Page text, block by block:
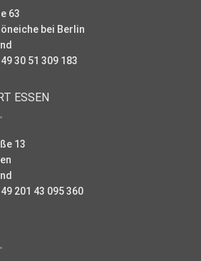
63
bei Berlin
30 51 309 183
ESSEN
13
201 43 095 360